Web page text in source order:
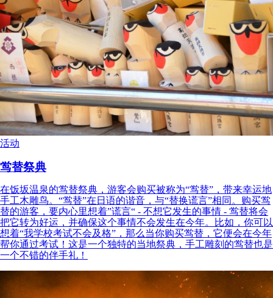
活动
鸴替祭典
在饭坂温泉的鸴替祭典，游客会购买被称为“鸴替”，带来幸运地
手工木雕鸟。“鸴替”在日语的谐音，与“替换谎言”相同。购买鸴
替的游客，要内心里想着”谎言“ - 不想它发生的事情 - 鸴替将会
把它转为好运，并确保这个事情不会发生在今年。比如，你可以
想着“我学校考试不会及格”，那么当你购买鸴替，它便会在今年
帮你通过考试！这是一个独特的当地祭典，手工雕刻的鸴替也是
一个不错的伴手礼！